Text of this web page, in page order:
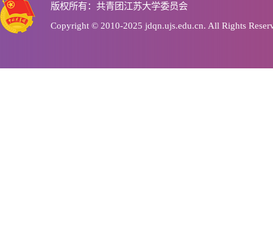
版权所有：共青团江苏大学委员会
Copyright © 2010-2025 jdqn.ujs.edu.cn. All Rights